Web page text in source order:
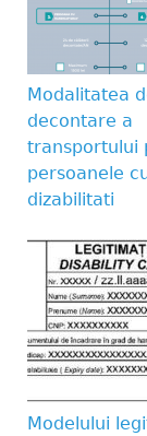
Modalitatea
decontare a
transportului
persoanele
dizabilitati
Modelului